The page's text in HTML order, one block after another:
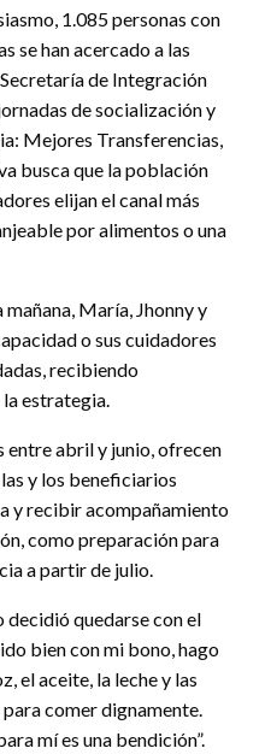
1.085 personas con
se han acercado a las
de Integración
de socialización y
Mejores Transferencias,
busca que la población
elijan el canal más
por alimentos o una
María, Jhonny y
o sus cuidadores
recibiendo
estrategia.
entre abril y junio, ofrecen
y los beneficiarios
y recibir acompañamiento
como preparación para
a partir de julio.
quedarse con el
bien con mi bono, hago
el aceite, la leche y las
comer dignamente.
mí es una bendición”.